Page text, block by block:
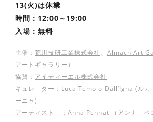
13(火)は休業
時間：12:00～19:00
入場：無料
主催： 荒川技研工業株式会社、 Almach Art
アートギャラリー）
協賛： アイティーエル株式会社
キュレ―ター：Luca Temolo Dall’Igna (ルカ
ーニャ)
アーティスト ：Anna Pennati（アンナ ペ